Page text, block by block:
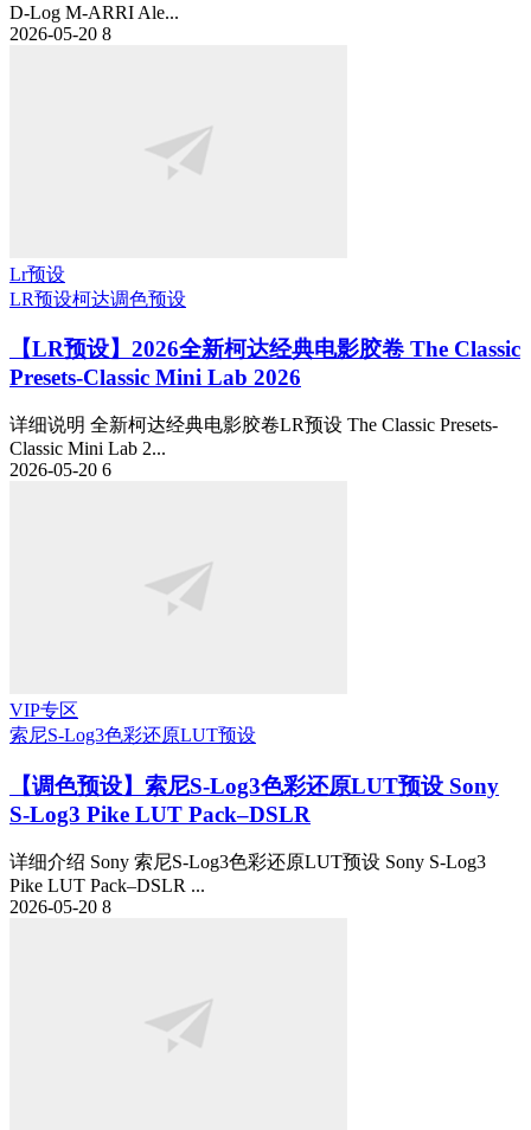
D-Log M-ARRI Ale...
2026-05-20 8
Lr预设
LR预设柯达调色预设
【LR预设】2026全新柯达经典电影胶卷 The Classic
Presets-Classic Mini Lab 2026
详细说明 全新柯达经典电影胶卷LR预设 The Classic Presets-
Classic Mini Lab 2...
2026-05-20 6
VIP专区
索尼S-Log3色彩还原LUT预设
【调色预设】索尼S-Log3色彩还原LUT预设 Sony
S-Log3 Pike LUT Pack–DSLR
详细介绍 Sony 索尼S-Log3色彩还原LUT预设 Sony S-Log3
Pike LUT Pack–DSLR ...
2026-05-20 8